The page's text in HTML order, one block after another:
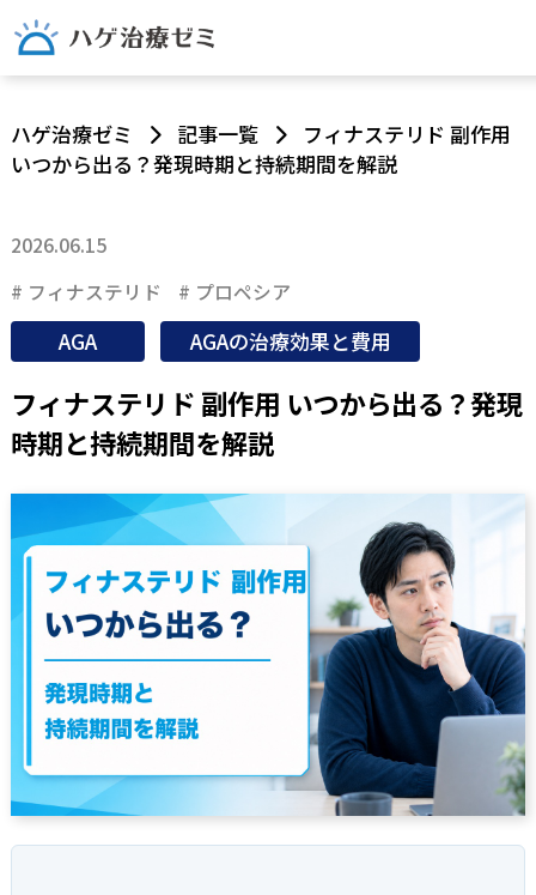
ハゲ治療ゼミ 記事一覧
フィナステリド 副作用
いつから出る？発現時期と持続期間を解説
2026.06.15
フィナステリド
プロペシア
AGA AGAの治療効果と費用
フィナステリド 副作用 いつから出る？発現
時期と持続期間を解説